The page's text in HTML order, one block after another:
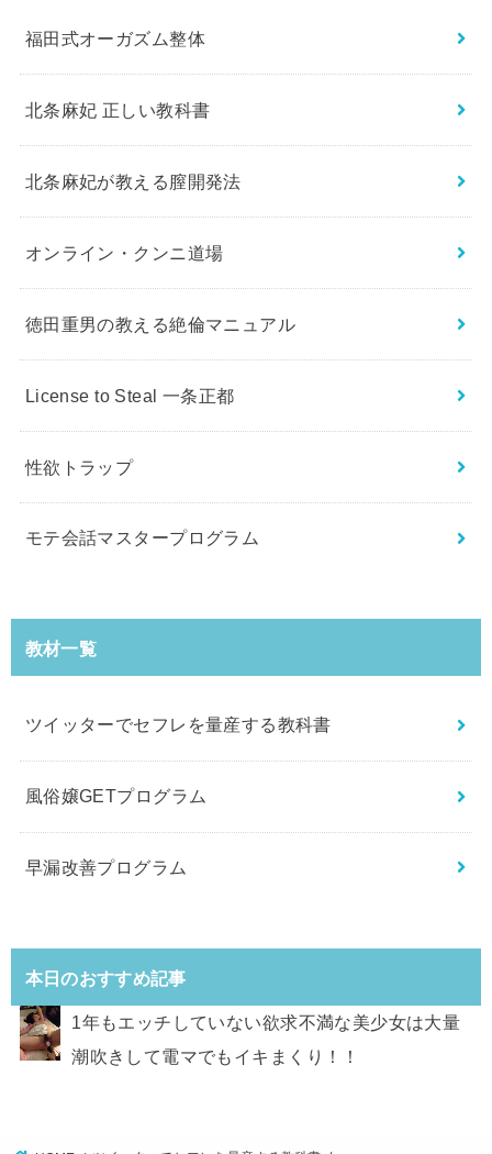
福田式オーガズム整体
北条麻妃 正しい教科書
北条麻妃が教える膣開発法
オンライン・クンニ道場
徳田重男の教える絶倫マニュアル
License to Steal 一条正都
性欲トラップ
モテ会話マスタープログラム
教材一覧
ツイッターでセフレを量産する教科書
風俗嬢GETプログラム
早漏改善プログラム
本日のおすすめ記事
1年もエッチしていない欲求不満な美少女は大量
潮吹きして電マでもイキまくり！！